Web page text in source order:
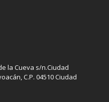
la Cueva s/n.Ciudad
C.P. 04510 Ciudad